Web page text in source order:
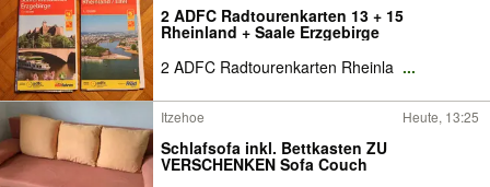
2 ADFC Radtourenkarten 13 + 15
Rheinland + Saale Erzgebirge
2 ADFC Radtourenkarten Rheinla ...
Itzehoe Heute, 13:25
Schlafsofa inkl. Bettkasten ZU
VERSCHENKEN Sofa Couch